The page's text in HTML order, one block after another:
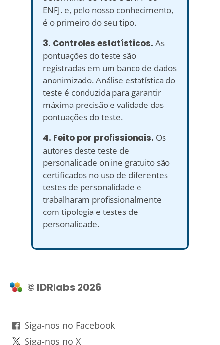
ENFJ. e, pelo nosso conhecimento,
é o primeiro do seu tipo.
3. Controles estatísticos. As
pontuações do teste são
registradas em um banco de dados
anonimizado. Análise estatística do
teste é conduzida para garantir
máxima precisão e validade das
pontuações do teste.
4. Feito por profissionais. Os
autores deste teste de
personalidade online gratuito são
certificados no uso de diferentes
testes de personalidade e
trabalharam profissionalmente
com tipologia e testes de
personalidade.
© IDRlabs 2026
Siga-nos no Facebook
Siga-nos no X